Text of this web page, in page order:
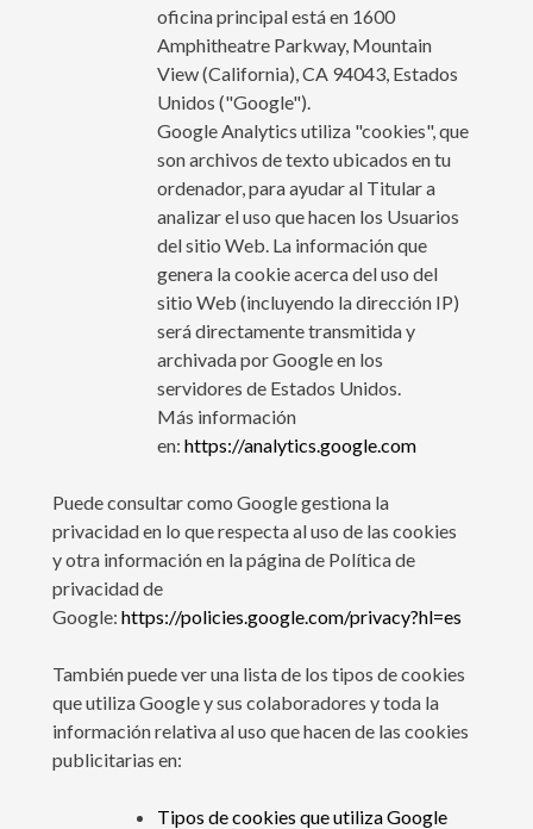
oficina principal está en 1600
Amphitheatre Parkway, Mountain
View (California), CA 94043, Estados
Unidos ("Google").
Google Analytics utiliza "cookies", que
son archivos de texto ubicados en tu
ordenador, para ayudar al Titular a
analizar el uso que hacen los Usuarios
del sitio Web. La información que
genera la cookie acerca del uso del
sitio Web (incluyendo la dirección IP)
será directamente transmitida y
archivada por Google en los
servidores de Estados Unidos.
Más información
en: https://analytics.google.com
Puede consultar como Google gestiona la
privacidad en lo que respecta al uso de las cookies
y otra información en la página de Política de
privacidad de
Google: https://policies.google.com/privacy?hl=es
También puede ver una lista de los tipos de cookies
que utiliza Google y sus colaboradores y toda la
información relativa al uso que hacen de las cookies
publicitarias en:
Tipos de cookies que utiliza Google